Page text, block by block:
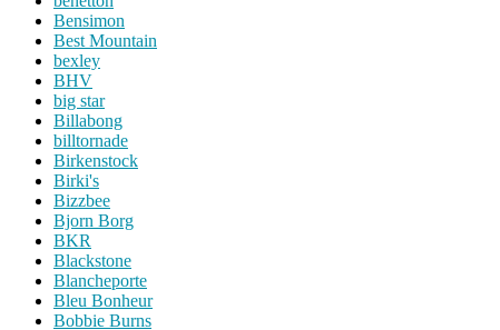
Bensimon
Best Mountain
bexley
BHV
big star
Billabong
billtornade
Birkenstock
Birki's
Bizzbee
Bjorn Borg
BKR
Blackstone
Blancheporte
Bleu Bonheur
Bobbie Burns